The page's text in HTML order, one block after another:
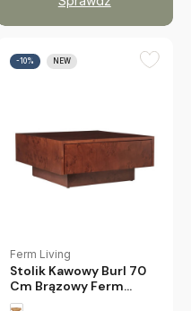
-10% NEW
Ferm Living
Stolik Kawowy Burl 70
Cm Brązowy Ferm
Living